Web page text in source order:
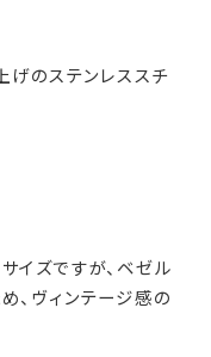
げのステンレススチ
イズですが、 ベゼル
、 ヴィンテージ感の